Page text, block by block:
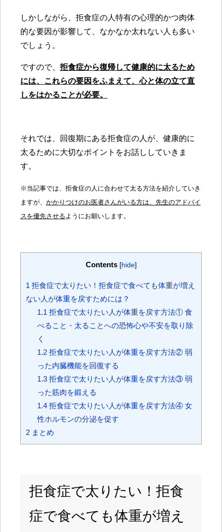
しかしながら、拒食症の人特有の心理的かつ肉体
的な要因が影響して、なかなか太れない人も多い
でしょう。
ですので、 拒食症から復帰して健康的に太るため
には、これらの要因をふまえて、心と体の立て直
しをはかることが必要。
それでは、回復期にある拒食症の人が、健康的に
太るために大切なポイントをお話ししていきま
す。
※当記事では、拒食症の人に合わせて太る方法を紹介していき
ますが、 かかりつけのお医者さんがいる方は、先生のアドバイ
スを優先させる ようにお願いします。
Contents [hide]
1 拒食症で太りたい！拒食症で食べても体重が増え
ない人が体重を戻すためには？
1.1 拒食症で太りたい人が体重を戻す方法① 食
べること・太ることへの恐怖心や不安を取り除
く
1.2拒食症で太りたい人が体重を戻す方法② 弱
った内臓機能を回復する
1.3拒食症で太りたい人が体重を戻す方法③ 弱
った筋肉を鍛える
1.4拒食症で太りたい人が体重を戻す方法④ 女
性ホルモンの分泌を促す
2 まとめ
拒食症で太りたい！拒食
症で食べても体重が増え